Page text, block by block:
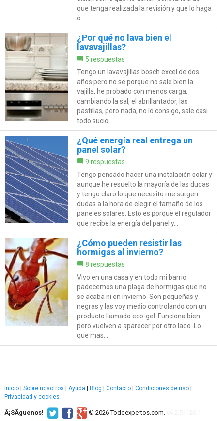
que tenga realizada la revisión y que lo haga
o...
¿Por qué no lava bien el
lavavajillas?
5 respuestas
Tengo un lavavajillas bosch excel de dos
años pero no se porque no sale bien la
vajilla, he probado con menos carga,
cambiando la sal, el abrillantador, las
pastillas, pero nada, no lo consigo, sale casi
todo sucio.
¿Qué energía real entrega un
panel solar?
9 respuestas
Tengo pensado hacer una instalación solar y
aunque he resuelto la mayoría de las dudas
y tengo claro lo que necesito me surgen
dudas a la hora de elegir el tamaño de los
paneles solares. Esto es porque el regulador
que recibe la energía del panel y...
¿Cómo pueden resistir las
hormigas al invierno?
8 respuestas
Vivo en una casa y en todo mi barrio
padecemos una plaga de hormigas que no
se acaba ni en invierno. Son pequeñas y
negras y las voy medio controlando con un
producto llamado eco-gel. Funciona bien
pero vuelven a aparecer por otro lado. Lo
que más...
Inicio Sobre nosotros Ayuda Blog Contacto Condiciones de uso
Privacidad y cookies
Â¡SÃ­guenos! © 2026 Todoexpertos.com.